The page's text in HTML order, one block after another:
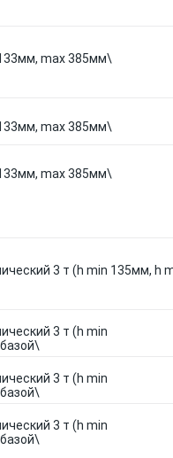
max 385мм\
max 385мм\
max 385мм\
3 т (h min 135мм, h
3 т (h min
3 т (h min
3 т (h min